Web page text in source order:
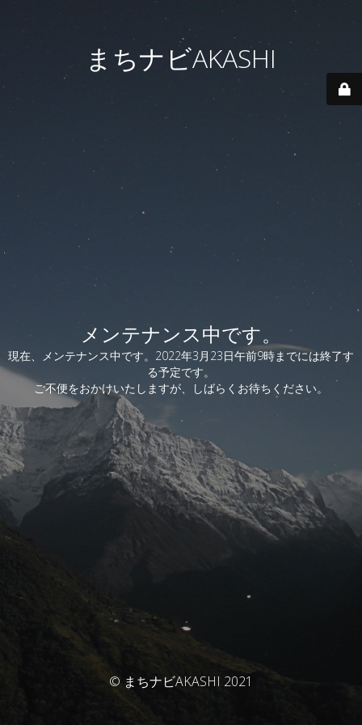
まちナビAKASHI
メンテナンス中です。
現在、メンテナンス中です。2022年3月23日午前9時までには終了す
る予定です。
ご不便をおかけいたしますが、しばらくお待ちください。
© まちナビAKASHI 2021